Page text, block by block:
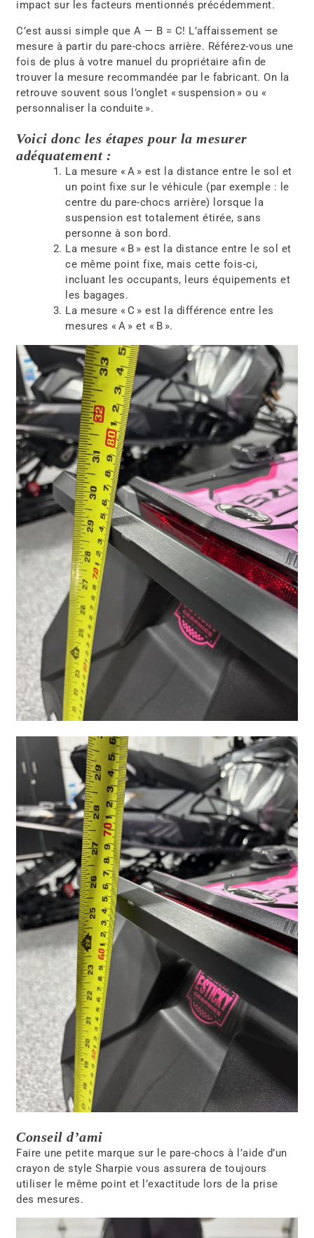
impact sur les facteurs mentionnés précédemment.
C’est aussi simple que A — B = C! L’affaissement se
mesure à partir du pare-chocs arrière. Référez-vous une
fois de plus à votre manuel du propriétaire afin de
trouver la mesure recommandée par le fabricant. On la
retrouve souvent sous l’onglet « suspension » ou «
personnaliser la conduite ».
Voici donc les étapes pour la mesurer
adéquatement :
La mesure « A » est la distance entre le sol et
un point fixe sur le véhicule (par exemple : le
centre du pare-chocs arrière) lorsque la
suspension est totalement étirée, sans
personne à son bord.
La mesure « B » est la distance entre le sol et
ce même point fixe, mais cette fois-ci,
incluant les occupants, leurs équipements et
les bagages.
La mesure « C » est la différence entre les
mesures « A » et « B ».
Conseil d’ami
Faire une petite marque sur le pare-chocs à l’aide d’un
crayon de style Sharpie vous assurera de toujours
utiliser le même point et l’exactitude lors de la prise
des mesures.